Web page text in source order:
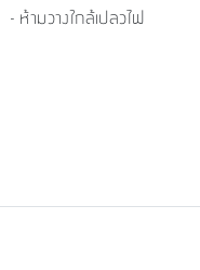
- ห้ามวางใกล้เปลวไฟ